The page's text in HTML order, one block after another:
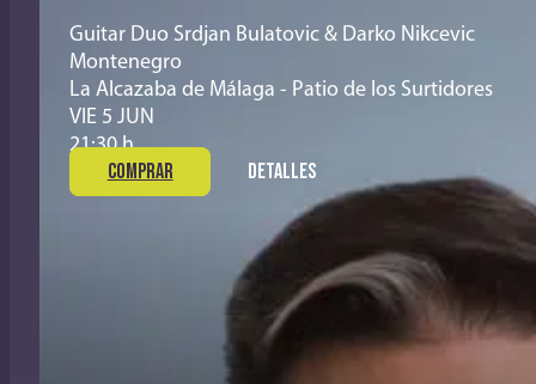
Guitar Duo Srdjan Bulatovic & Darko Nikcevic
Montenegro
La Alcazaba de Málaga - Patio de los Surtidores
VIE 5 JUN
21:30 h
COMPRAR DETALLES